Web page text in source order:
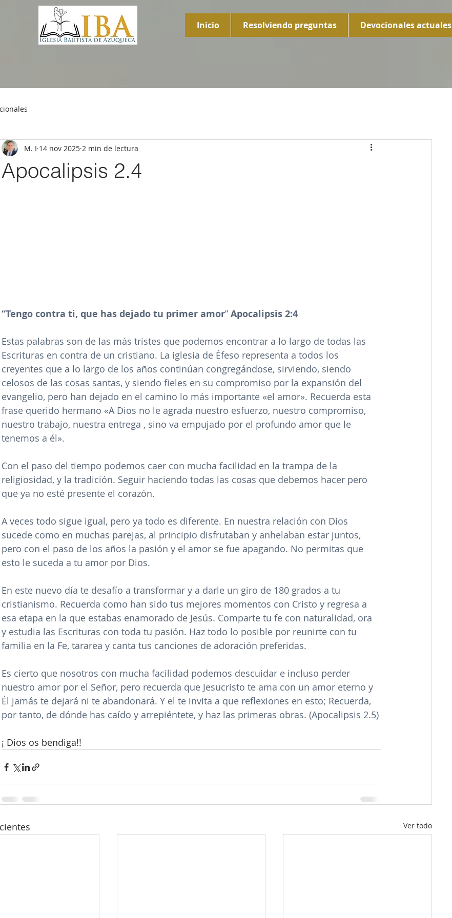
Inicio Resolviendo preguntas Devocionales actuales
Apocalipsis 2.4
M. I 14 nov 2025 2 min de lectura
“Tengo contra ti, que has dejado tu primer amor” Apocalipsis 2:4
Estas palabras son de las más tristes que podemos encontrar a lo largo de todas las
Escrituras en contra de un cristiano. La iglesia de Éfeso representa a todos los
creyentes que a lo largo de los años continúan congregándose, sirviendo, siendo
celosos de las cosas santas, y siendo fieles en su compromiso por la expansión del
evangelio, pero han dejado en el camino lo más importante «el amor». Recuerda esta
frase querido hermano «A Dios no le agrada nuestro esfuerzo, nuestro compromiso,
nuestro trabajo, nuestra entrega , sino va empujado por el profundo amor que le
tenemos a él».
Con el paso del tiempo podemos caer con mucha facilidad en la trampa de la
religiosidad, y la tradición. Seguir haciendo todas las cosas que debemos hacer pero
que ya no esté presente el corazón.
A veces todo sigue igual, pero ya todo es diferente. En nuestra relación con Dios
sucede como en muchas parejas, al principio disfrutaban y anhelaban estar juntos,
pero con el paso de los años la pasión y el amor se fue apagando. No permitas que
esto le suceda a tu amor por Dios.
En este nuevo día te desafío a transformar y a darle un giro de 180 grados a tu
cristianismo. Recuerda como han sido tus mejores momentos con Cristo y regresa a
esa etapa en la que estabas enamorado de Jesús. Comparte tu fe con naturalidad, ora
y estudia las Escrituras con toda tu pasión. Haz todo lo posible por reunirte con tu
familia en la Fe, tararea y canta tus canciones de adoración preferidas.
Es cierto que nosotros con mucha facilidad podemos descuidar e incluso perder
nuestro amor por el Señor, pero recuerda que Jesucristo te ama con un amor eterno y
Él jamás te dejará ni te abandonará. Y el te invita a que reflexiones en esto; Recuerda,
por tanto, de dónde has caído y arrepiéntete, y haz las primeras obras. (Apocalipsis 2.5)
¡ Dios os bendiga!!
Ver todo